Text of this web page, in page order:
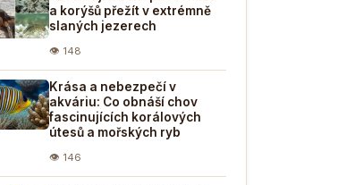
a korýšů přežít v extrémně
slaných jezerech
👁 148
Krása a nebezpečí v
akváriu: Co obnáší chov
fascinujících korálových
útesů a mořských ryb
👁 146